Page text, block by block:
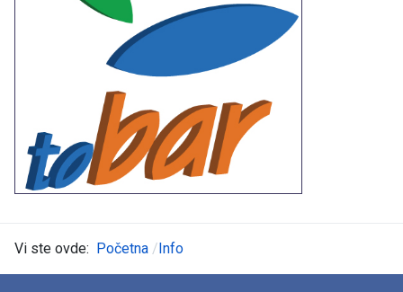
Vi ste ovde: Početna Info